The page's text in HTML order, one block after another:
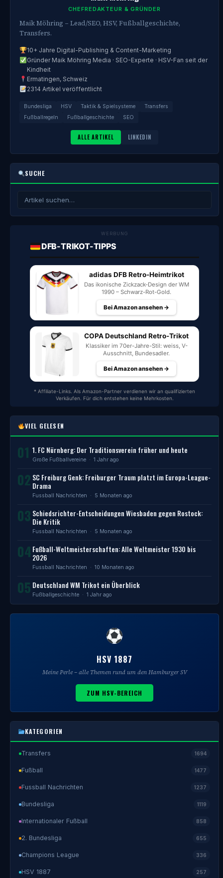
CHEFREDAKTEUR & GRÜNDER
Maik Möhring – Lead/SEO, HSV, Fußballgeschichte,
Transfers.
10+ Jahre Digital-Publishing & Content-Marketing
Gründer Maik Möhring Media · SEO-Experte · HSV-Fan seit der
Kindheit
Ermatingen, Schweiz
2314 Artikel veröffentlicht
Bundesliga HSV Taktik & Spielsysteme
Transfers
Fußballregeln
Fußballgeschichte SEO
ALLE ARTIKEL LINKEDIN
SUCHE
WERBUNG
DFB-TRIKOT-TIPPS
adidas DFB Retro-Heimtrikot
Das ikonische Zickzack-Design der WM
1990 – Schwarz-Rot-Gold.
Bei Amazon ansehen →
COPA Deutschland Retro-Trikot
Klassiker im 70er-Jahre-Stil: weiss, V-
Ausschnitt, Bundesadler.
Bei Amazon ansehen →
* Affiliate-Links. Als Amazon-Partner verdienen wir an qualifizierten
Verkäufen. Für dich entstehen keine Mehrkosten.
VIEL GELESEN
01 1. FC Nürnberg: Der Traditionsverein früher und heute
Große Fußballvereine · 1 Jahr ago
02 SC Freiburg Genk: Freiburger Traum platzt im Europa-League-
Drama
Fussball Nachrichten · 5 Monaten ago
03 Schiedsrichter-Entscheidungen Wiesbaden gegen Rostock:
Die Kritik
Fussball Nachrichten · 5 Monaten ago
04 Fußball-Weltmeisterschaften: Alle Weltmeister 1930 bis
2026
Fussball Nachrichten · 10 Monaten ago
05 Deutschland WM Trikot ein Überblick
Fußballgeschichte · 1 Jahr ago
HSV 1887
Meine Perle – alle Themen rund um den Hamburger SV
ZUM HSV-BEREICH
KATEGORIEN
Transfers 1694
Fußball 1477
Fussball Nachrichten 1237
Bundesliga 1119
Internationaler Fußball 858
2. Bundesliga 655
Champions League 336
HSV 1887 257